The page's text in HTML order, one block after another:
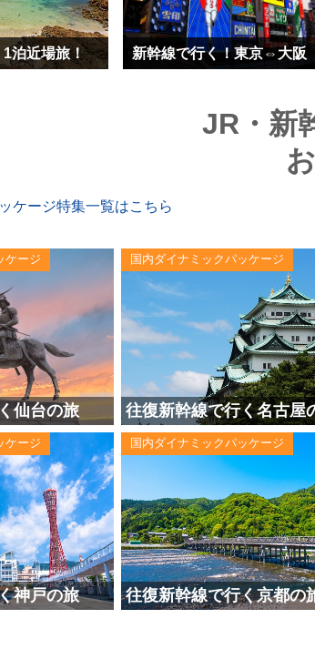
泊近場旅！ 新幹線で行く！東京⇔大阪
JR・新
お
ケージ特集一覧はこちら
ケージ
仙台の旅
国内ダイナミックパッケージ
往復新幹線で行く名古屋
ケージ
神戸の旅
国内ダイナミックパッケージ
往復新幹線で行く京都の